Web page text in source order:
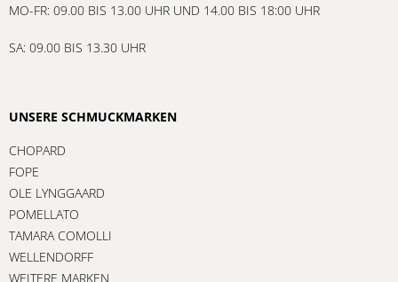
MO-FR: 09.00 BIS 13.00 UHR UND 14.00 BIS 18:00 UHR
SA: 09.00 BIS 13.30 UHR
UNSERE SCHMUCKMARKEN
CHOPARD
FOPE
OLE LYNGGAARD
POMELLATO
TAMARA COMOLLI
WELLENDORFF
WEITERE MARKEN